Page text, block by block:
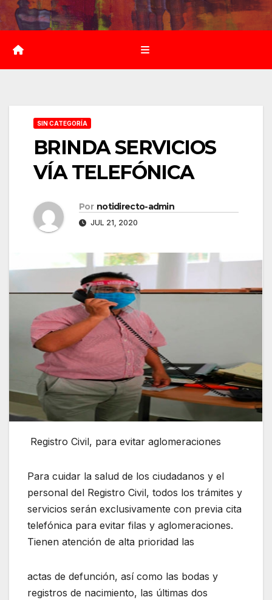
Saltar
al
contenido
SIN CATEGORÍA
BRINDA SERVICIOS
VÍA TELEFÓNICA
Por notidirecto-admin
JUL 21, 2020
Registro Civil, para evitar aglomeraciones
Para cuidar la salud de los ciudadanos y el
personal del Registro Civil, todos los trámites y
servicios serán exclusivamente con previa cita
telefónica para evitar filas y aglomeraciones.
Tienen atención de alta prioridad las
actas de defunción, así como las bodas y
registros de nacimiento, las últimas dos